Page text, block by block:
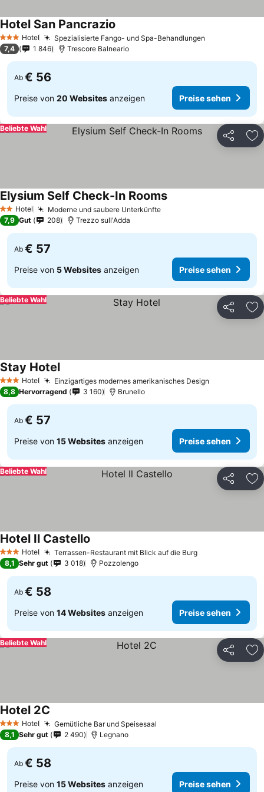
3 SterneHotel Spezialisierte Fango- und Spa-Behandlungen
Hotel San Pancrazio
7,4 1 846 Trescore Balneario
Ab € 56
Preise von 20 Websites anzeigen Preise sehen
Teilen
Beliebte Wahl
2 Sterne
Hotel Moderne und saubere Unterkünfte
Elysium Self Check-In Rooms
7,9 Gut 208 Trezzo sull'Adda
Ab € 57
Preise von 5 Websites anzeigen Preise sehen
Teilen
Beliebte Wahl
3 SterneHotel Einzigartiges modernes amerikanisches Design
Stay Hotel
8,8 Hervorragend 3 160 Brunello
Ab € 57
Preise von 15 Websites anzeigen Preise sehen
Teilen
Beliebte Wahl
3 SterneHotel Terrassen-Restaurant mit Blick auf die Burg
Hotel Il Castello
8,1 Sehr gut 3 018 Pozzolengo
Ab € 58
Preise von 14 Websites anzeigen Preise sehen
Teilen
Beliebte Wahl
3 SterneHotel Gemütliche Bar und Speisesaal
Hotel 2C
8,1 Sehr gut 2 490 Legnano
Ab € 58
Preise von 15 Websites anzeigen Preise sehen